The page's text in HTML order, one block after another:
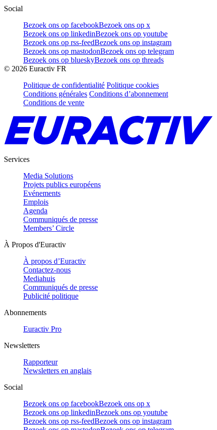
Social
Bezoek ons op facebookBezoek ons op x
Bezoek ons op linkedinBezoek ons op youtube
Bezoek ons op rss-feedBezoek ons op instagram
Bezoek ons op mastodonBezoek ons op telegram
Bezoek ons op blueskyBezoek ons op threads
© 2026 Euractiv FR
Politique de confidentialité Politique cookies
Conditions générales Conditions d’abonnement
Conditions de vente
Services
Media Solutions
Projets publics européens
Evénements
Emplois
Agenda
Communiqués de presse
Members’ Circle
À Propos d'Euractiv
À propos d’Euractiv
Contactez-nous
Mediahuis
Communiqués de presse
Publicité politique
Abonnements
Euractiv Pro
Newsletters
Rapporteur
Newsletters en anglais
Social
Bezoek ons op facebookBezoek ons op x
Bezoek ons op linkedinBezoek ons op youtube
Bezoek ons op rss-feedBezoek ons op instagram